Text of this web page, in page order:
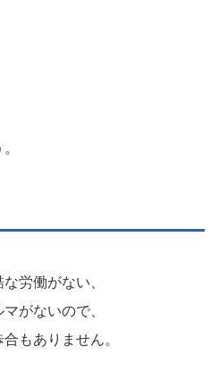
労働がない、
がないので、
もありません。